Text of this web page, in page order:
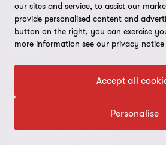
Nuestra gente
Contáctenos
Alcance global
Oportunidades de empleo
ABOUT
Acerca de nosotros
Síntesis informativa
Prensa
Ética y Manual de Gestión de
LEGAL
Cookies
Preferencias de cookies
Advisory BPS
Impuestos IBC
our sites and service, to assist our
provide personalised content and
button on the right, you can exercise
more information see our privacy notice
Accept all
Personalise